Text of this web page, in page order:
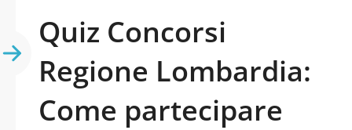
Quiz Concorsi
Regione Lombardia:
Come partecipare